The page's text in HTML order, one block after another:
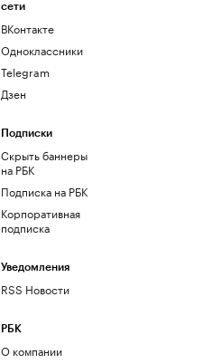
сети
ВКонтакте
Одноклассники
Telegram
Дзен
Подписки
Скрыть баннеры
на РБК
Подписка на РБК
Корпоративная
подписка
Уведомления
RSS Новости
РБК
О компании